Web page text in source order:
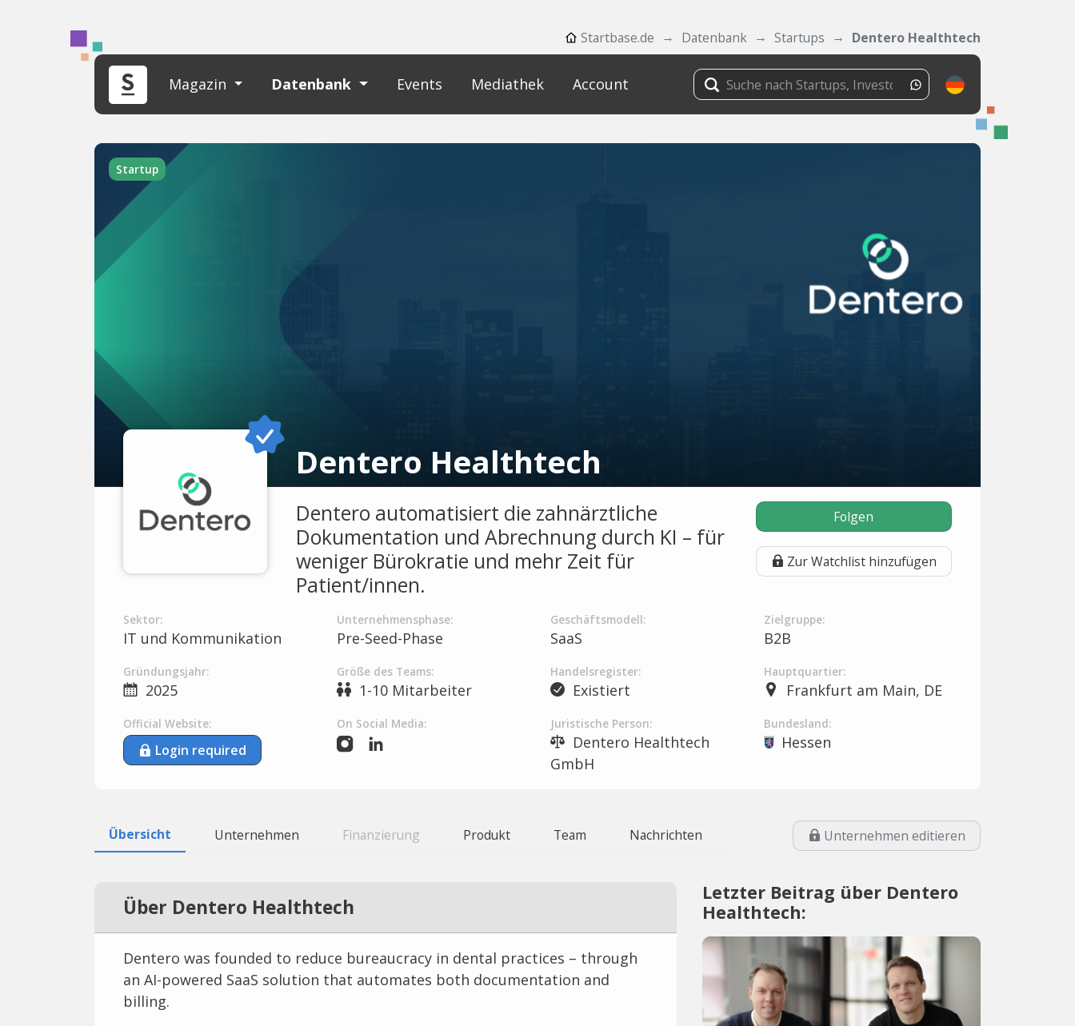
Startbase.de Datenbank Startups Dentero Healthtech
Magazin Datenbank Events Mediathek Account
Startup
Dentero Healthtech
Dentero automatisiert die zahnärztliche
Dokumentation und Abrechnung durch KI – für
weniger Bürokratie und mehr Zeit für
Patient/innen.
Folgen
Zur Watchlist hinzufügen
Sektor:
IT und Kommunikation
Unternehmensphase:
Pre-Seed-Phase
Geschäftsmodell:
SaaS
Zielgruppe:
B2B
Gründungsjahr:
2025
Größe des Teams:
1-10 Mitarbeiter
Handelsregister:
Existiert
Hauptquartier:
Frankfurt am Main, DE
Official Website:
Login required
On Social Media: Juristische Person:
Dentero Healthtech
GmbH
Bundesland:
Hessen
Übersicht Unternehmen Finanzierung Produkt Team Nachrichten Unternehmen editieren
Über Dentero Healthtech
Dentero was founded to reduce bureaucracy in dental practices – through
an AI-powered SaaS solution that automates both documentation and
billing.
Letzter Beitrag über Dentero
Healthtech: